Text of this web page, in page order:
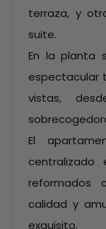
terraza, y
suite.
En la planta
espectacular
vistas,
El
reformados
calidad y
exquisito.